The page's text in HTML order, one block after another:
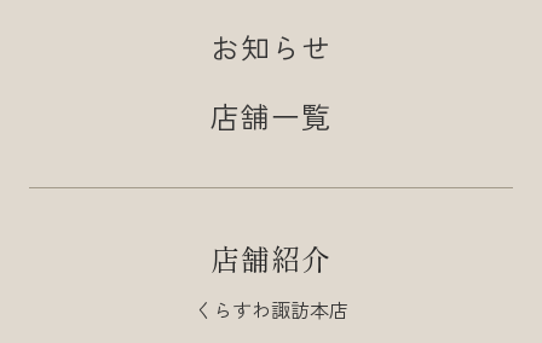
お知らせ
店舗一覧
店舗紹介
くらすわ諏訪本店